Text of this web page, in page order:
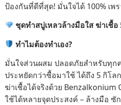
ป้องกันที่ดีที่สุด! มั่นใจได้ 100% เพ
ชุดทำสบู่เหลวล้างมือใส ฆ่าเชื้อ
ทำไมต้องทำเอง?
มั่นใจส่วนผสม ปลอดภัยสำหรับทุก
ประหยัดกว่าซื้อมาใช้ ได้ถึง 5 กิโล
ฆ่าเชื้อได้จริงด้วย Benzalkonium
ใช้ได้หลายจุดประสงค์ – ล้างมือ ซั